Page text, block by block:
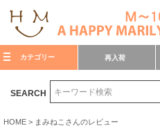
カテゴリー 再入荷
SEARCH
HOME まみねこさんのレビュー